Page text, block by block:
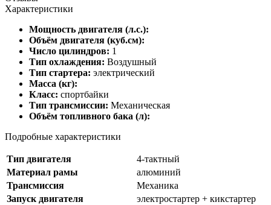
Характеристики
Мощность двигателя (л.с.):
Объём двигателя (куб.см):
Число цилиндров: 1
Тип охлаждения: Воздушный
Тип стартера: электрический
Масса (кг):
Класс: спортбайки
Тип трансмиссии: Механическая
Объём топливного бака (л):
Подробные характеристики
Тип двигателя
4-тактный
Материал рамы
алюминий
Трансмиссия
Механика
Запуск двигателя
электростартер + кикстартер